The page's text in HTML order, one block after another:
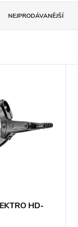
NEJPRODÁVANĚJŠÍ
HD-